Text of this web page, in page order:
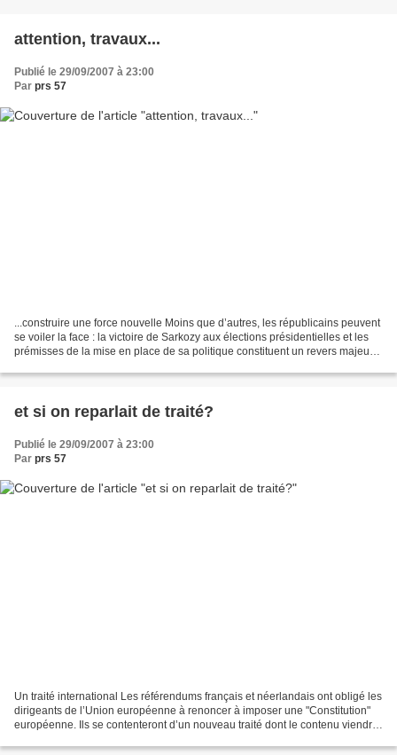
attention, travaux...
Publié le 29/09/2007 à 23:00
Par prs 57
...construire une force nouvelle Moins que d’autres, les républicains peuvent
se voiler la face : la victoire de Sarkozy aux élections présidentielles et les
prémisses de la mise en place de sa politique constituent un revers majeur
et si on reparlait de traité?
Publié le 29/09/2007 à 23:00
Par prs 57
Un traité international Les référendums français et néerlandais ont obligé les
dirigeants de l’Union européenne à renoncer à imposer une "Constitution"
européenne. Ils se contenteront d’un nouveau traité dont le contenu viendra